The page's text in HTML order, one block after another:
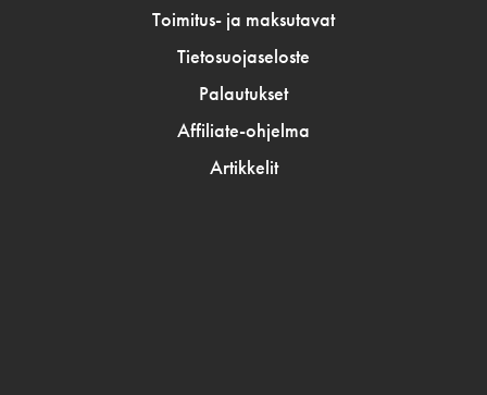
Toimitus- ja maksutavat
Tietosuojaseloste
Palautukset
Affiliate-ohjelma
Artikkelit